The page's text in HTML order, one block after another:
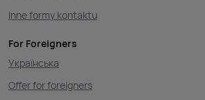
Inne formy kontaktu
For Foreigners
Українська
Offer for foreigners